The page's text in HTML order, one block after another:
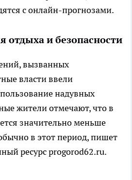
с онлайн-прогнозами.
отдыха и безопасности
вызванных
власти ввели
надувных
жители отмечают, что в
значительно меньше
в этот период, пишет
ресурс progorod62.ru.